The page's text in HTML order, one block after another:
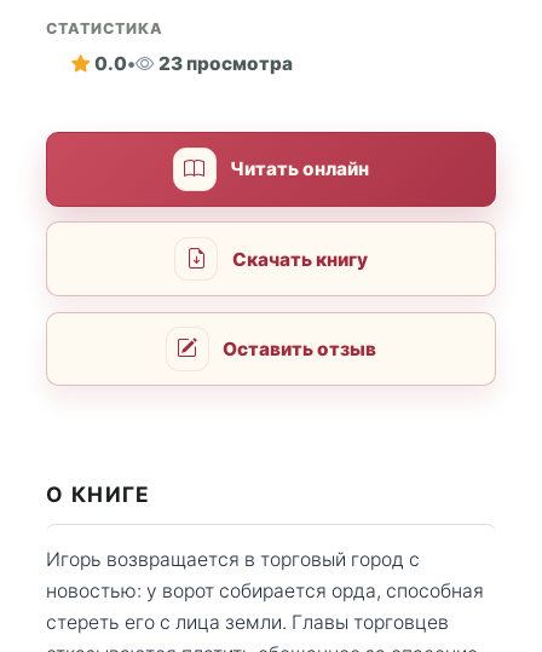
СТАТИСТИКА
0.0• 23 просмотра
Читать онлайн
Скачать книгу
Оставить отзыв
О КНИГЕ
Игорь возвращается в торговый город с
новостью: у ворот собирается орда, способная
стереть его с лица земли. Главы торговцев